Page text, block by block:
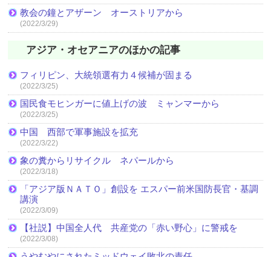
教会の鐘とアザーン オーストリアから
(2022/3/29)
アジア・オセアニアのほかの記事
フィリピン、大統領選有力４候補が固まる
(2022/3/25)
国民食モヒンガーに値上げの波 ミャンマーから
(2022/3/25)
中国 西部で軍事施設を拡充
(2022/3/22)
象の糞からリサイクル ネパールから
(2022/3/18)
「アジア版ＮＡＴＯ」創設を エスパー前米国防長官・基調
講演
(2022/3/09)
【社説】中国全人代 共産党の「赤い野心」に警戒を
(2022/3/08)